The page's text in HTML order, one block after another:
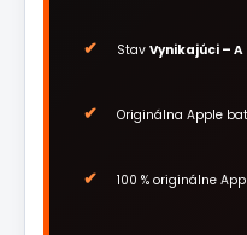
Stav Vynikajúci – A
Originálna Apple
100 % originálne